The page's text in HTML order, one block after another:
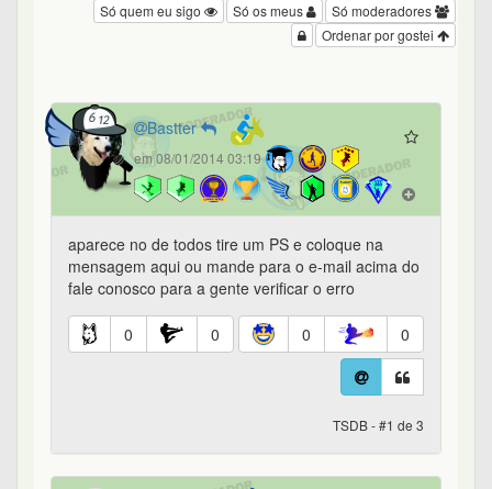
Só moderadores
Só os meus
Só quem eu sigo
Ordenar por gostei
Bastter
em 08/01/2014 03:19
aparece no de todos tire um PS e coloque na
mensagem aqui ou mande para o e-mail acima do
fale conosco para a gente verificar o erro
0 0 0 0
TSDB - #1 de 3